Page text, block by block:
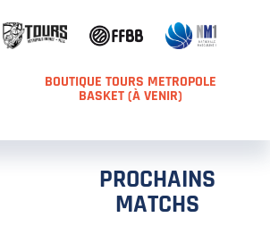
BOUTIQUE TOURS METROPOLE
BASKET (À VENIR)
PROCHAINS
MATCHS